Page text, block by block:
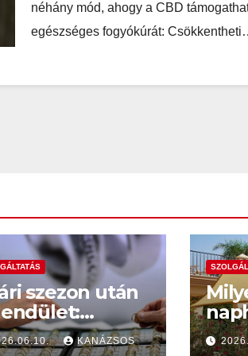
néhány mód, ahogy a CBD
egészséges fogyókúrát:
szezon után
induljon az
KANÁZSOS